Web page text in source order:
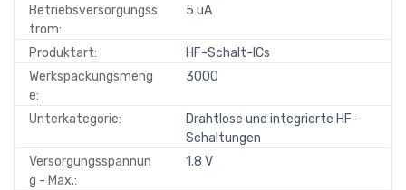
Betriebsversorgungss
trom:
5 uA
Produktart:
HF-Schalt-ICs
Werkspackungsmeng
e:
3000
Unterkategorie:
Drahtlose und integrierte HF-
Schaltungen
Versorgungsspannun
g - Max.:
1.8 V